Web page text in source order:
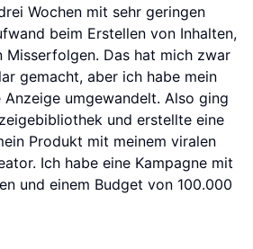
Wochen mit sehr geringen
beim Erstellen von Inhalten,
Misserfolgen. Das hat mich zwar
gemacht, aber ich habe mein
umgewandelt. Also ging
und erstellte eine
Produkt mit meinem viralen
Ich habe eine Kampagne mit
und einem Budget von 100.000